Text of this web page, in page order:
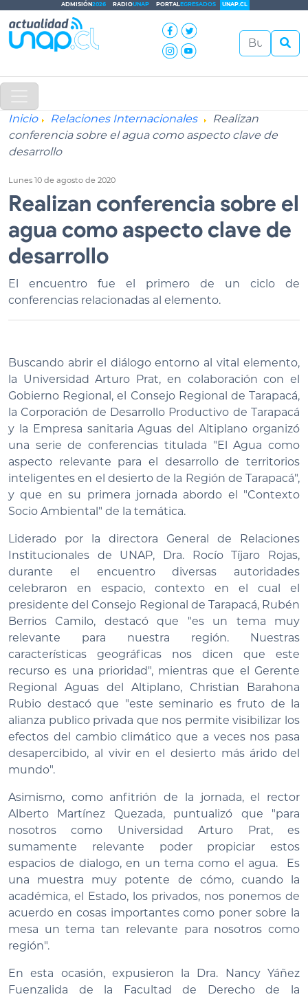
ADMISIÓN2026 RADIOUNAP PORTALEGRESADOS UNAP.CL
Inicio Relaciones Internacionales
Realizan
conferencia sobre el agua como aspecto clave de
desarrollo
Lunes 10 de agosto de 2020
Realizan conferencia sobre el
agua como aspecto clave de
desarrollo
El encuentro fue el primero de un ciclo de
conferencias relacionadas al elemento.
Buscando abrir el diálogo entorno al vital elemento,
la Universidad Arturo Prat, en colaboración con el
Gobierno Regional, el Consejo Regional de Tarapacá,
la Corporación de Desarrollo Productivo de Tarapacá
y la Empresa sanitaria Aguas del Altiplano organizó
una serie de conferencias titulada "El Agua como
aspecto relevante para el desarrollo de territorios
inteligentes en el desierto de la Región de Tarapacá",
y que en su primera jornada abordo el "Contexto
Socio Ambiental" de la temática.
Liderado por la directora General de Relaciones
Institucionales de UNAP, Dra. Rocío Tíjaro Rojas,
durante el encuentro diversas autoridades
celebraron en espacio, contexto en el cual el
presidente del Consejo Regional de Tarapacá, Rubén
Berrios Camilo, destacó que "es un tema muy
relevante para nuestra región. Nuestras
características geográficas nos dicen que este
recurso es una prioridad", mientras que el Gerente
Regional Aguas del Altiplano, Christian Barahona
Rubio destacó que "este seminario es fruto de la
alianza publico privada que nos permite visibilizar los
efectos del cambio climático que a veces nos pasa
desapercibido, al vivir en el desierto más árido del
mundo".
Asimismo, como anfitrión de la jornada, el rector
Alberto Martínez Quezada, puntualizó que "para
nosotros como Universidad Arturo Prat, es
sumamente relevante poder propiciar estos
espacios de dialogo, en un tema como el agua. Es
una muestra muy potente de cómo, cuando la
académica, el Estado, los privados, nos ponemos de
acuerdo en cosas importantes como poner sobre la
mesa un tema tan relevante para nosotros como
región".
En esta ocasión, expusieron la Dra. Nancy Yáñez
Fuenzalida de la Facultad de Derecho de la